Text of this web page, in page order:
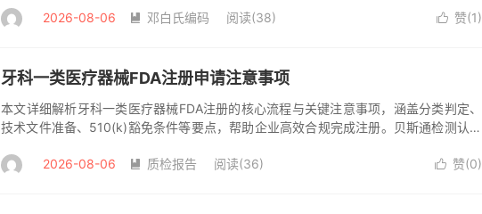
是企...
 赞(1)
2026-08-06  邓白氏编码 阅读(38)
牙科一类医疗器械FDA注册申请注意事项
本文详细解析牙科一类医疗器械FDA注册的核心流程与关键注意事项，涵盖分类判定、
技术文件准备、510(k)豁免条件等要点，帮助企业高效合规完成注册。贝斯通检测认证
路...
 赞(0)
2026-08-06  质检报告 阅读(36)